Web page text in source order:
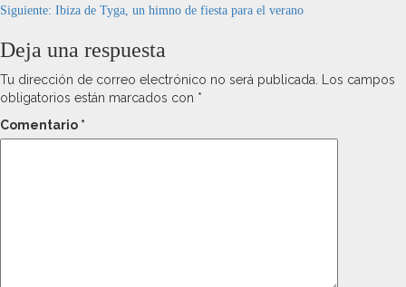
Siguiente: Ibiza de Tyga, un himno de fiesta para el verano
Deja una respuesta
Tu dirección de correo electrónico no será publicada. Los campos
obligatorios están marcados con *
Comentario *